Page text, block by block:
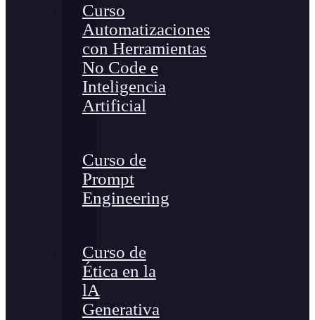
Curso
Automatizaciones
con Herramientas
No Code e
Inteligencia
Artificial
Curso de
Prompt
Engineering
Curso de
Ética en la
lA
Generativa